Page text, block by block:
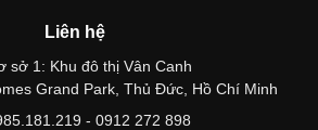
Liên hệ
sở 1: Khu đô thị Vân Canh
Grand Park, Thủ Đức, Hồ Chí Minh
- 0912 272 898